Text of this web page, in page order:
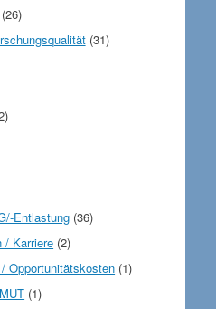
(26)
(31)
Entlastung(36)
/ Karriere (2)
Opportunitätskosten (1)
(1)